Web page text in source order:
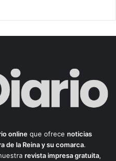
online que ofrece noticias
de la Reina y su comarca.
revista impresa gratuita,